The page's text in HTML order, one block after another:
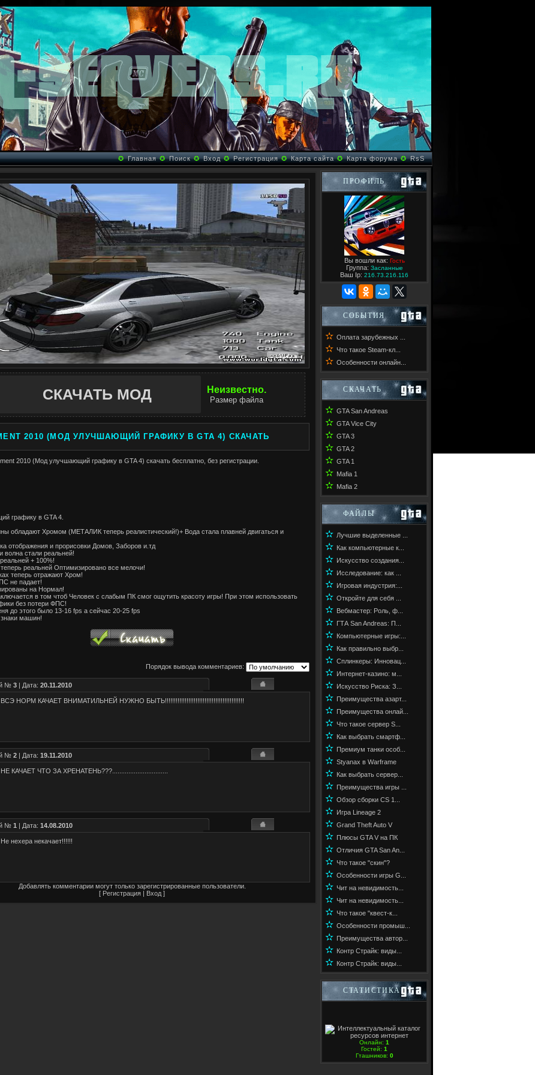
✪Главная✪Поиск✪Вход✪Регистрация✪Карта сайта✪Карта форума✪RsS
СКАЧАТЬ МОД Неизвестно.
Размер файла
2010 (МОД УЛУЧШАЮЩИЙ ГРАФИКУ В GTA 4) СКАЧАТЬ
2010 (Мод улучшающий графику в GTA 4) скачать бесплатно, без регистрации.
графику в GTA 4.
обладают Хромом (МЕТАЛИК теперь реалистический!)+ Вода стала плавней двигаться и
отображения и прорисовки Домов, Заборов и.тд
волна стали реальней!
+ 100%!
реальней Оптимизировано все мелочи!
теперь отражают Хром!
не падает!
на Нормал!
в том чтоб Человек с слабым ПК смог ощутить красоту игры! При этом использовать
без потери ФПС!
до этого было 13-16 fps а сейчас 20-25 fps
машин!
Порядок вывода комментариев:
№ 3 | Дата: 20.11.2010
ВСЭ НОРМ КАЧАЕТ ВНИМАТИЛЬНЕЙ НУЖНО БЫТЬ!!!!!!!!!!!!!!!!!!!!!!!!!!!!!!!!!!!!!!!!!!!!
№ 2 | Дата: 19.11.2010
НЕ КАЧАЕТ ЧТО ЗА ХРЕНАТЕНЬ???...............................
№ 1 | Дата: 14.08.2010
Не нехера некачает!!!!!!
Добавлять комментарии могут только зарегистрированные пользователи.
[ Регистрация Вход ]
ПРОФИЛЬ
Вы вошли как: Гость
Группа: Засланные
Ваш Ip: 216.73.216.116
СОБЫТИЯ
✫ Оплата зарубежных ...
✫ Что такое Steam-кл...
✫ Особенности онлайн...
СКАЧАТЬ
✫ GTA San Andreas
✫ GTA Vice City
✫ GTA 3
✫ GTA 2
✫ GTA 1
✫ Mafia 1
✫ Mafia 2
ФАЙЛЫ
✫ Лучшие выделенные ...
✫ Как компьютерные к...
✫ Искусство создания...
✫ Исследование: как ...
✫ Игровая индустрия:...
✫ Откройте для себя ...
✫ Вебмастер: Роль, ф...
✫ ГТА San Andreas: П...
✫ Компьютерные игры:...
✫ Как правильно выбр...
✫ Сплинкеры: Инновац...
✫ Интернет-казино: м...
✫ Искусство Риска: З...
✫ Преимущества азарт...
✫ Преимущества онлай...
✫ Что такое сервер S...
✫ Как выбрать смартф...
✫ Премиум танки особ...
✫ Styanax в Warframe
✫ Как выбрать сервер...
✫ Преимущества игры ...
✫ Обзор сборки CS 1...
✫ Игра Lineage 2
✫ Grand Theft Auto V
✫ Плюсы GTA V на ПК
✫ Отличия GTA San An...
✫ Что такое "скин"?
✫ Особенности игры G...
✫ Чит на невидимость...
✫ Чит на невидимость...
✫ Что такое "квест-к...
✫ Особенности промыш...
✫ Преимущества автор...
✫ Контр Страйк: виды...
✫ Контр Страйк: виды...
СТАТИСТИКА
Онлайн: 1
Гостей: 1
Гташников: 0